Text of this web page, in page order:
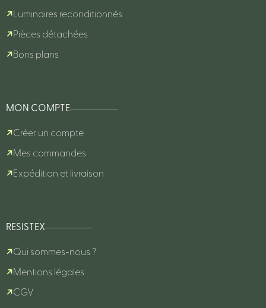
Luminaires reconditionnés
Pièces détachées
Bons plans
MON COMPTE
Créer un compte
Mes commandes
Expédition et livraison
RESISTEX
Qui sommes-nous ?
Mentions légales
CGV